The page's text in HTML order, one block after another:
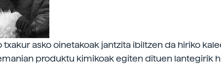
txakur asko oinetakoak jantzita ibiltzen da hiriko
produktu kimikoak egiten dituen lantegirik